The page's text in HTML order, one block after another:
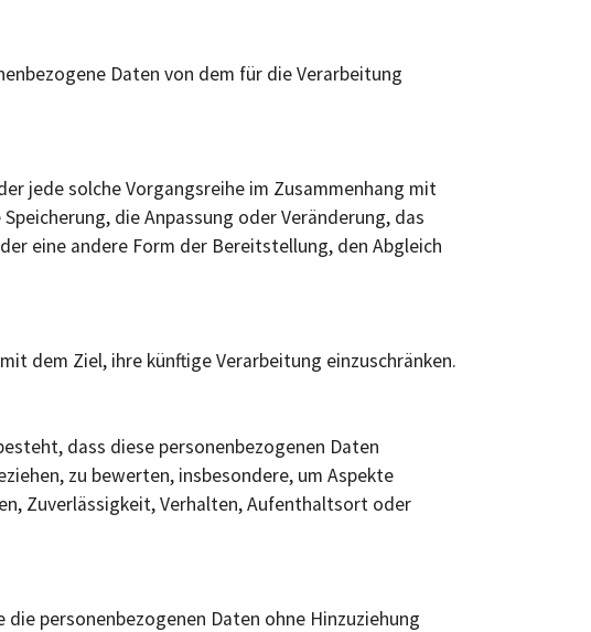
Daten von dem für die Verarbeitung
jede solche Vorgangsreihe im Zusammenhang mit
die Anpassung oder Veränderung, das
eine andere Form der Bereitstellung, den Abgleich
dem Ziel, ihre künftige Verarbeitung einzuschränken.
dass diese personenbezogenen Daten
zu bewerten, insbesondere, um Aspekte
Zuverlässigkeit, Verhalten, Aufenthaltsort oder
personenbezogenen Daten ohne Hinzuziehung